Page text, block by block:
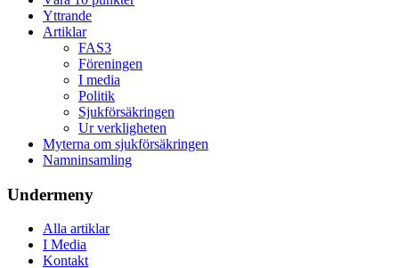
Yttrande
Artiklar
FAS3
Föreningen
I media
Politik
Sjukförsäkringen
Ur verkligheten
Myterna om sjukförsäkringen
Namninsamling
Undermeny
Alla artiklar
I Media
Kontakt